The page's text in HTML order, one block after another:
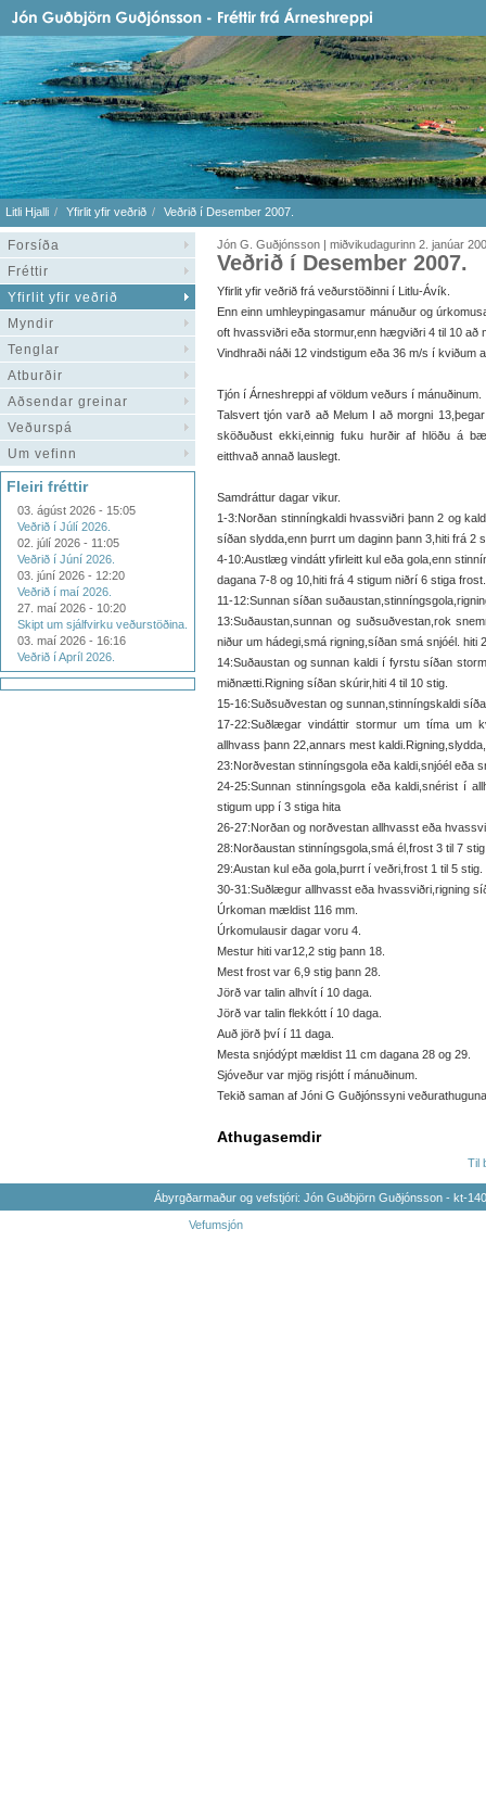
Litli Hjalli Yfirlit yfir veðrið Veðrið í Desember 2007.
Forsíða
Fréttir
Yfirlit yfir veðrið
Myndir
Tenglar
Atburðir
Aðsendar greinar
Veðurspá
Um vefinn
Fleiri fréttir
03. ágúst 2026 - 15:05
Veðrið í Júlí 2026.
02. júlí 2026 - 11:05
Veðrið í Júní 2026.
03. júní 2026 - 12:20
Veðrið í maí 2026.
27. maí 2026 - 10:20
Skipt um sjálfvirku veðurstöðina.
03. maí 2026 - 16:16
Veðrið í Apríl 2026.
Jón G. Guðjónsson | miðvikudagurinn 2. janúar
Veðrið í Desember 2007.
Yfirlit yfir veðrið frá veðurstöðinni í Litlu-Ávík.
Enn einn umhleypingasamur mánuður og
oft hvassviðri eða stormur,enn hægviðri 4 til 10 að
Vindhraði náði 12 vindstigum eða 36 m/s í kviðum
Tjón í Árneshreppi af völdum veðurs í mánuðinum.
Talsvert tjón varð að Melum I að morgni
sköðuðust ekki,einnig fuku hurðir af hlöðu á
eitthvað annað lauslegt.
Samdráttur dagar vikur.
1-3:Norðan stinníngkaldi hvassviðri þann 2 og
síðan slydda,enn þurrt um daginn þann 3,hiti frá 2
4-10:Austlæg vindátt yfirleitt kul eða gola,enn
dagana 7-8 og 10,hiti frá 4 stigum niðrí 6 stiga frost.
11-12:Sunnan síðan
13:Suðaustan,sunnan og suðsuðvestan,rok
niður um hádegi,smá rigning,síðan smá snjóél. hiti
14:Suðaustan og sunnan kaldi í fyrstu síðan
miðnætti.Rigning síðan skúrir,hiti 4 til 10 stig.
15-16:Suðsuðvestan og sunnan,stinníngskaldi
17-22:Suðlægar vindáttir stormur um tíma um
allhvass þann 22,annars mest
23:Norðvestan stinníngsgola eða kaldi,snjóél eða
24-25:Sunnan stinníngsgola eða kaldi,snérist í
stigum upp í 3 stiga hita
26-27:Norðan og norðvestan allhvasst eða
28:Norðaustan stinníngsgola,smá él,frost 3 til 7
29:Austan kul eða gola,þurrt í veðri,frost 1 til 5 stig.
30-31:Suðlægur allhvasst eða hvassviðri,rigning
Úrkoman mældist 116 mm.
Úrkomulausir dagar voru 4.
Mestur hiti var12,2 stig þann 18.
Mest frost var 6,9 stig þann 28.
Jörð var talin alhvít í 10 daga.
Jörð var talin flekkótt í 10 daga.
Auð jörð því í 11 daga.
Mesta snjódýpt mældist 11 cm dagana 28 og 29.
Sjóveður var mjög risjótt í mánuðinum.
Tekið saman af Jóni G Guðjónssyni
Athugasemdir
Til
Ábyrgðarmaður og vefstjóri: Jón Guðbjörn Guðjónsson - kt-
Vefumsjón